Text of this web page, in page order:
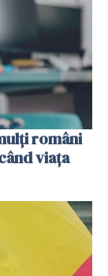
români
viața